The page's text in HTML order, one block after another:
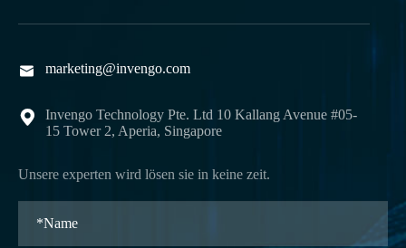
 marketing@invengo.com

Invengo Technology Pte. Ltd 10 Kallang Avenue #05-
15 Tower 2, Aperia, Singapore
Unsere experten wird lösen sie in keine zeit.